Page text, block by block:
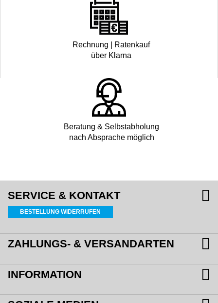
Rechnung | Ratenkauf
über Klarna
Beratung & Selbstabholung
nach Absprache möglich
SERVICE & KONTAKT
BESTELLUNG WIDERRUFEN
ZAHLUNGS- & VERSANDARTEN
INFORMATION